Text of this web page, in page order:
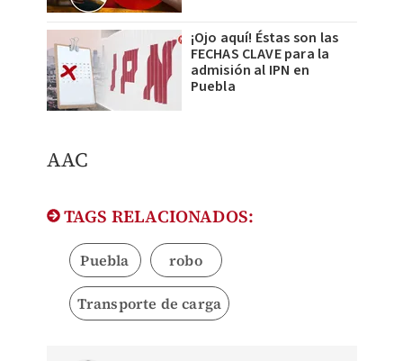
¡Ojo aquí! Éstas son las
FECHAS CLAVE para la
admisión al IPN en
Puebla
AAC
TAGS RELACIONADOS:
Puebla robo
Transporte de carga